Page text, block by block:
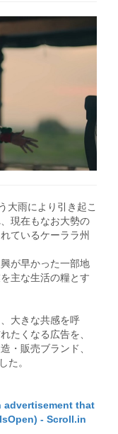
大雨により引き起こ
現在もなお大勢の
ているケーララ州
が早かった一部地
主な生活の糧とす
大きな共感を呼
たくなる広告を、
・販売ブランド、
た。
advertisement that
- Scroll.in